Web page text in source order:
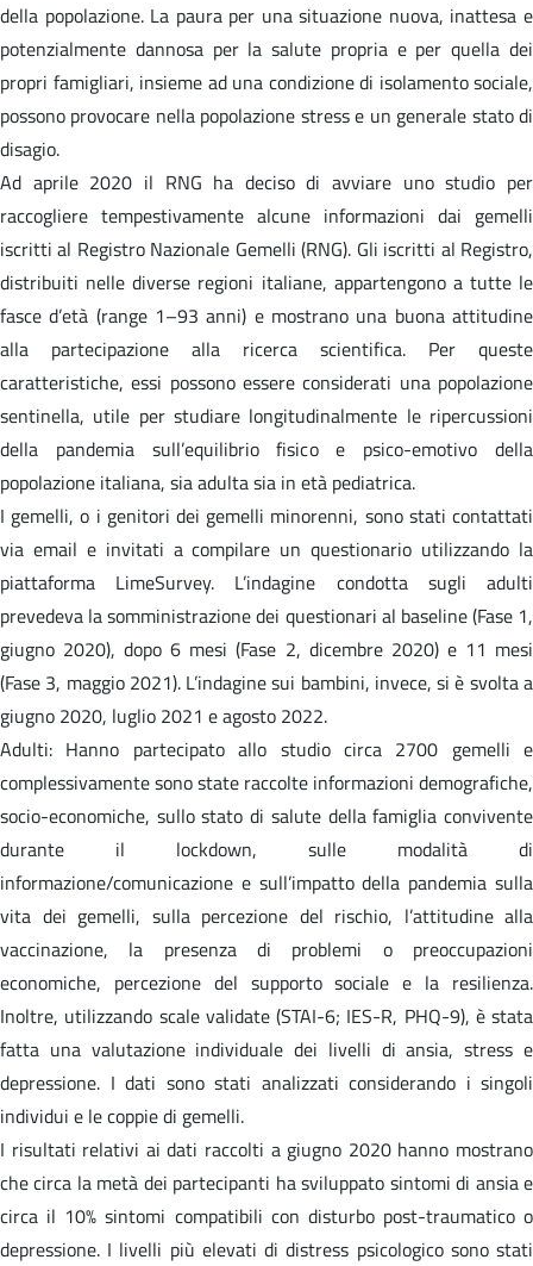
della popolazione. La paura per una situazione nuova, inattesa e
potenzialmente dannosa per la salute propria e per quella dei
propri famigliari, insieme ad una condizione di isolamento sociale,
possono provocare nella popolazione stress e un generale stato di
disagio.
Ad aprile 2020 il RNG ha deciso di avviare uno studio per
raccogliere tempestivamente alcune informazioni dai gemelli
iscritti al Registro Nazionale Gemelli (RNG). Gli iscritti al Registro,
distribuiti nelle diverse regioni italiane, appartengono a tutte le
fasce d’età (range 1–93 anni) e mostrano una buona attitudine
alla partecipazione alla ricerca scientifica. Per queste
caratteristiche, essi possono essere considerati una popolazione
sentinella, utile per studiare longitudinalmente le ripercussioni
della pandemia sull’equilibrio fisico e psico-emotivo della
popolazione italiana, sia adulta sia in età pediatrica.
I gemelli, o i genitori dei gemelli minorenni, sono stati contattati
via email e invitati a compilare un questionario utilizzando la
piattaforma LimeSurvey. L’indagine condotta sugli adulti
prevedeva la somministrazione dei questionari al baseline (Fase 1,
giugno 2020), dopo 6 mesi (Fase 2, dicembre 2020) e 11 mesi
(Fase 3, maggio 2021). L’indagine sui bambini, invece, si è svolta a
giugno 2020, luglio 2021 e agosto 2022.
Adulti: Hanno partecipato allo studio circa 2700 gemelli e
complessivamente sono state raccolte informazioni demografiche,
socio-economiche, sullo stato di salute della famiglia convivente
durante il lockdown, sulle modalità di
informazione/comunicazione e sull’impatto della pandemia sulla
vita dei gemelli, sulla percezione del rischio, l’attitudine alla
vaccinazione, la presenza di problemi o preoccupazioni
economiche, percezione del supporto sociale e la resilienza.
Inoltre, utilizzando scale validate (STAI-6; IES-R, PHQ-9), è stata
fatta una valutazione individuale dei livelli di ansia, stress e
depressione. I dati sono stati analizzati considerando i singoli
individui e le coppie di gemelli.
I risultati relativi ai dati raccolti a giugno 2020 hanno mostrano
che circa la metà dei partecipanti ha sviluppato sintomi di ansia e
circa il 10% sintomi compatibili con disturbo post-traumatico o
depressione. I livelli più elevati di distress psicologico sono stati